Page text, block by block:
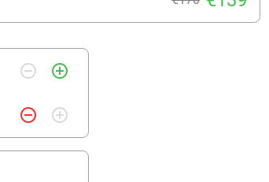
remove_circle_outline add_circle_outline
remove_circle_outline add_circle_outline